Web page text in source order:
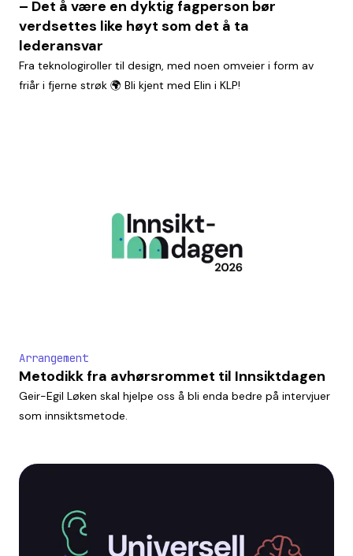
– Det å være en dyktig fagperson bør
verdsettes like høyt som det å ta
lederansvar
Fra teknologiroller til design, med noen omveier i form av
friår i fjerne strøk 🌍 Bli kjent med Elin i KLP!
Arrangement
Metodikk fra avhørsrommet til Innsiktdagen
Geir-Egil Løken skal hjelpe oss å bli enda bedre på intervjuer
som innsiktsmetode.